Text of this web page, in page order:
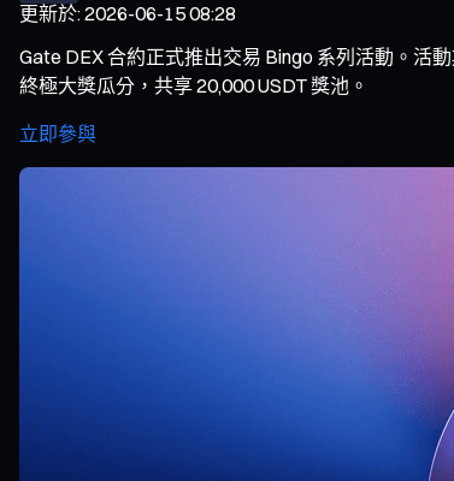
更新於:2026-06-15 08:28
Gate DEX 合約正式推出交易 Bingo 系列活動。活
終極大獎瓜分，共享 20,000 USDT 獎池。
立即參與